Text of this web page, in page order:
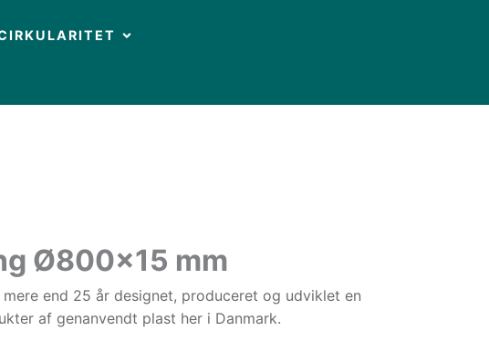
OPEN CIRKULARITET
Ø800×15 mm
end 25 år designet, produceret og udviklet en
af genanvendt plast her i Danmark.